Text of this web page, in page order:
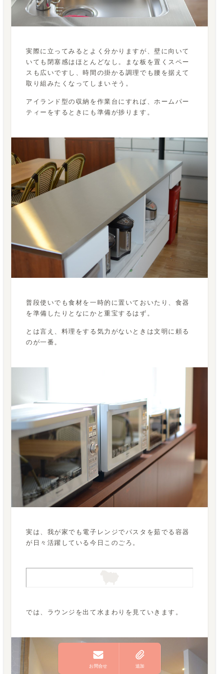
実際に立ってみるとよく分かりますが、壁に向いて
いても閉塞感はほとんどなし。まな板を置くスペー
スも広いですし、時間の掛かる調理でも腰を据えて
取り組みたくなってしまいそう。
アイランド型の収納を作業台にすれば、ホームパー
ティーをするときにも準備が捗ります。
普段使いでも食材を一時的に置いておいたり、食器
を準備したりとなにかと重宝するはず。
とは言え、料理をする気力がないときは文明に頼る
のが一番。
実は、我が家でも電子レンジでパスタを茹でる容器
が日々活躍している今日このごろ。
では、ラウンジを出て水まわりを見ていきます。
お問合せ 追加